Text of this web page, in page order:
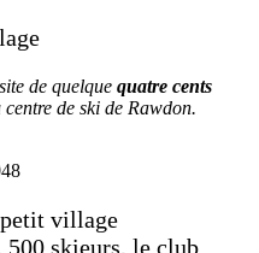
de quelque quatre cents
de ski de Rawdon.
village
skieurs, le club